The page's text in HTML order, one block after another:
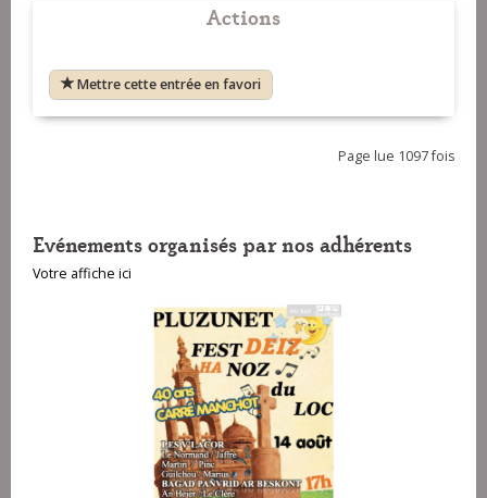
Actions
Mettre cette entrée en favori
Page lue 1097 fois
Evénements organisés par nos adhérents
Votre affiche ici